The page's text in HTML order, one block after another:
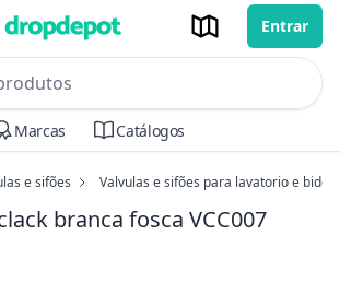
Entrar
no header
Marcas Catálogos
e sifões Valvulas e sifões para lavatorio e bide
branca fosca VCC007